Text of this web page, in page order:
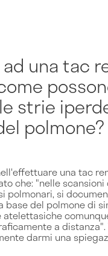
una tac
strie
polmone?
una tac
che: "nelle scansioni
polmonari, si
base del polmone di
a distanza".
darmi una